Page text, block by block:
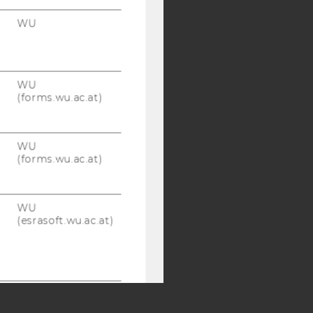
AMBA
WU
WU
(forms.wu.ac.at)
WU
(forms.wu.ac.at)
WU
(esrasoft.wu.ac.at)